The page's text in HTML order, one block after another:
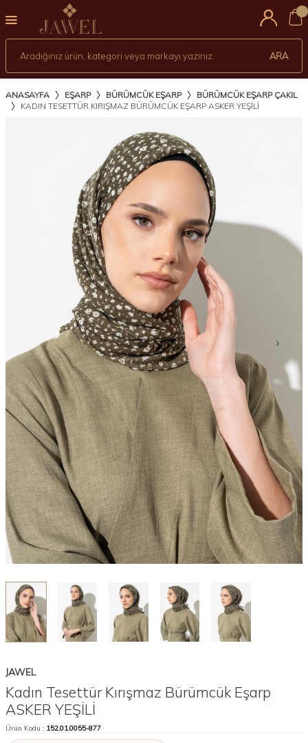
ARA
ANASAYFA EŞARP BÜRÜMCÜK EŞARP
BÜRÜMCÜK EŞARP ÇAKIL
KADIN TESETTÜR KIRIŞMAZ BÜRÜMCÜK EŞARP ASKER YEŞİLİ
JAWEL
Kadın Tesettür Kırışmaz Bürümcük Eşarp
ASKER YEŞİLİ
Ürün Kodu : 152.01.0055-877